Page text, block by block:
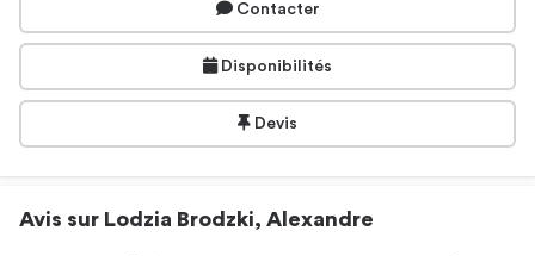
Contacter
Disponibilités
Devis
Avis sur Lodzia Brodzki, Alexandre